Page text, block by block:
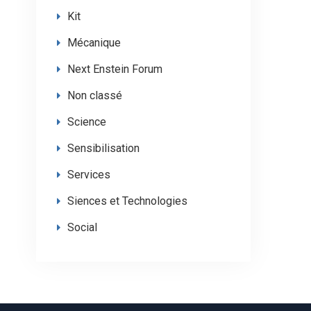
Kit
Mécanique
Next Enstein Forum
Non classé
Science
Sensibilisation
Services
Siences et Technologies
Social